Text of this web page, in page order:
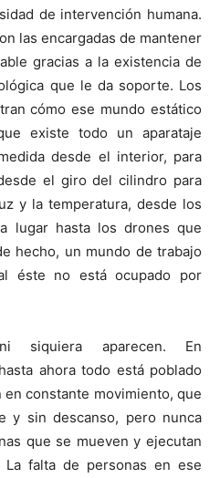
de intervención humana.
las encargadas de mantener
gracias a la existencia de
que le da soporte. Los
cómo ese mundo estático
existe todo un aparataje
desde el interior, para
el giro del cilindro para
y la temperatura, desde los
lugar hasta los drones que
hecho, un mundo de trabajo
éste no está ocupado por
siquiera aparecen. En
ahora todo está poblado
en constante movimiento, que
y sin descanso, pero nunca
que se mueven y ejecutan
falta de personas en ese